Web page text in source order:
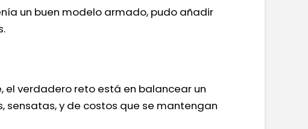
un buen modelo armado, pudo añadir
el verdadero reto está en balancear un
y de costos que se mantengan